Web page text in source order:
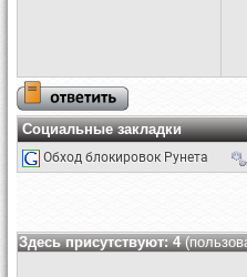
Социальные закладки
Обход блокировок Рунета
Здесь присутствуют: 4